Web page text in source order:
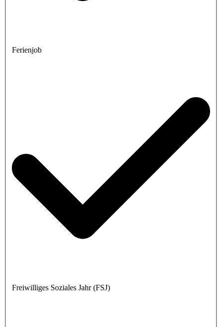
Ferienjob
Freiwilliges Soziales Jahr (FSJ)